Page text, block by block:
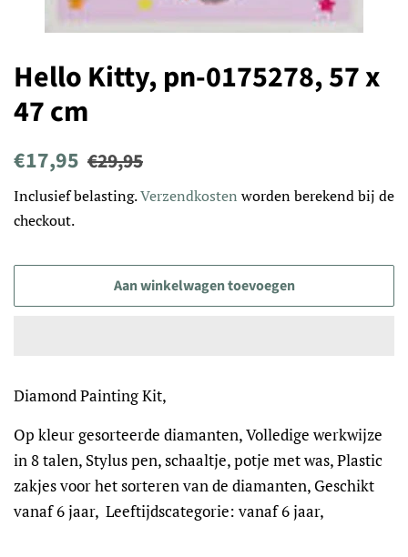
Hello Kitty, pn-0175278, 57 x
47 cm
Normale
€17,95 Aanbiedingsprijs
€29,95
Inclusief belasting.Verzendkosten worden berekend bij de
checkout.
Aan winkelwagen toevoegen
Diamond Painting Kit,
Op kleur gesorteerde diamanten, Volledige werkwijze
in 8 talen, Stylus pen, schaaltje, potje met was, Plastic
zakjes voor het sorteren van de diamanten, Geschikt
vanaf 6 jaar, Leeftijdscategorie: vanaf 6 jaar,